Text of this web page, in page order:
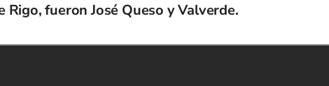
Rigo, fueron José Queso y Valverde.